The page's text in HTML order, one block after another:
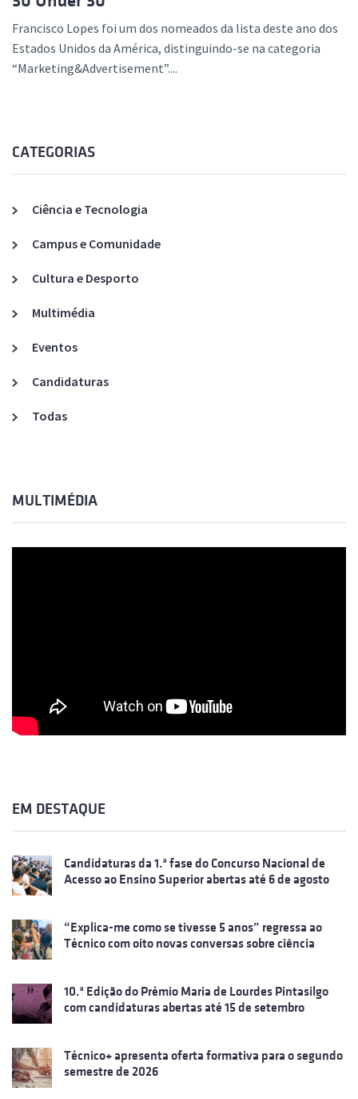
Francisco Lopes foi um dos nomeados da lista deste ano dos
Estados Unidos da América, distinguindo-se na categoria
“Marketing&Advertisement”....
CATEGORIAS
Ciência e Tecnologia
Campus e Comunidade
Cultura e Desporto
Multimédia
Eventos
Candidaturas
Todas
MULTIMÉDIA
EM DESTAQUE
Candidaturas da 1.ª fase do Concurso Nacional de
Acesso ao Ensino Superior abertas até 6 de agosto
“Explica-me como se tivesse 5 anos” regressa ao
Técnico com oito novas conversas sobre ciência
10.ª Edição do Prémio Maria de Lourdes Pintasilgo
com candidaturas abertas até 15 de setembro
Técnico+ apresenta oferta formativa para o segundo
semestre de 2026